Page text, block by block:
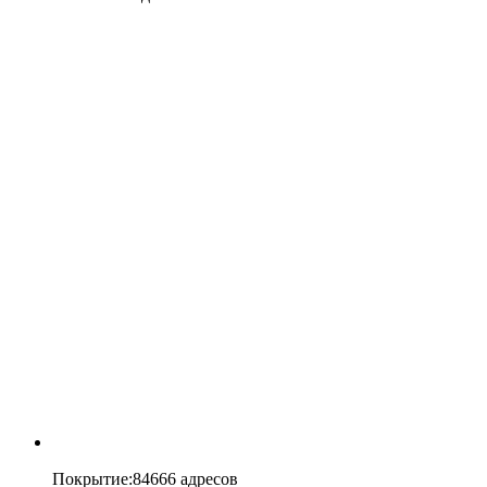
Покрытие:84666 адресов